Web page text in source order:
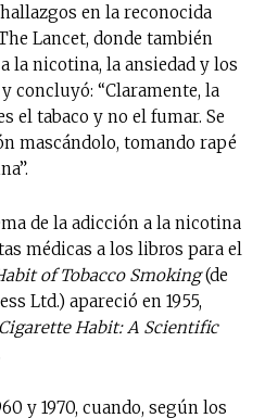
en la reconocida
Lancet, donde también
la nicotina, la ansiedad y los
concluyó: “Claramente, la
el tabaco y no el fumar. Se
mascándolo, tomando rapé
de la adicción a la nicotina
médicas a los libros para el
of Tobacco Smoking(de
Ltd.) apareció en 1955,
Habit: A Scientific
y 1970, cuando, según los